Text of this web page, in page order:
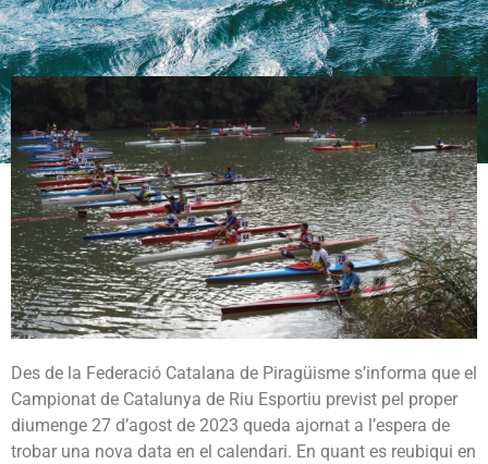
Des de la Federació Catalana de Piragüisme s’informa que el
Campionat de Catalunya de Riu Esportiu previst pel proper
diumenge 27 d’agost de 2023 queda ajornat a l’espera de
trobar una nova data en el calendari. En quant es reubiqui en